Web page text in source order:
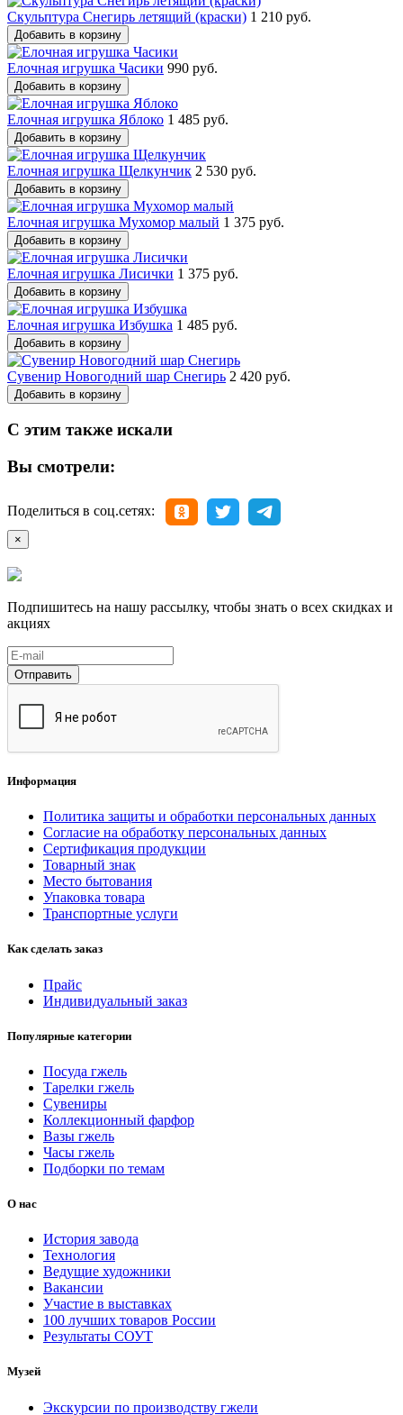
Скульптура Снегирь летящий (краски) 1 210 руб.
Добавить в корзину
Елочная игрушка Часики 990 руб.
Добавить в корзину
Елочная игрушка Яблоко 1 485 руб.
Добавить в корзину
Елочная игрушка Щелкунчик 2 530 руб.
Добавить в корзину
Елочная игрушка Мухомор малый 1 375 руб.
Добавить в корзину
Елочная игрушка Лисички 1 375 руб.
Добавить в корзину
Елочная игрушка Избушка 1 485 руб.
Добавить в корзину
Сувенир Новогодний шар Снегирь 2 420 руб.
Добавить в корзину
С этим также искали
Вы смотрели:
Поделиться в соц.сетях:
×
Подпишитесь на нашу рассылку, чтобы знать о всех скидках и
акциях
Отправить
Информация
Политика защиты и обработки персональных данных
Согласие на обработку персональных данных
Сертификация продукции
Товарный знак
Место бытования
Упаковка товара
Транспортные услуги
Как сделать заказ
Прайс
Индивидуальный заказ
Популярные категории
Посуда гжель
Тарелки гжель
Сувениры
Коллекционный фарфор
Вазы гжель
Часы гжель
Подборки по темам
О нас
История завода
Технология
Ведущие художники
Вакансии
Участие в выставках
100 лучших товаров России
Результаты СОУТ
Музей
Экскурсии по производству гжели